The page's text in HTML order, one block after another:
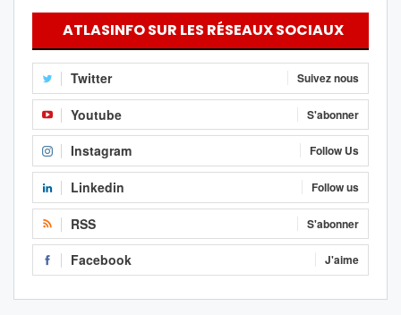
ATLASINFO SUR LES RÉSEAUX SOCIAUX
Twitter Suivez nous
Youtube S'abonner
Instagram Follow Us
Linkedin Follow us
RSS S'abonner
Facebook J'aime